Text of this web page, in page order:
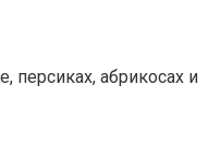
персиках, абрикосах и